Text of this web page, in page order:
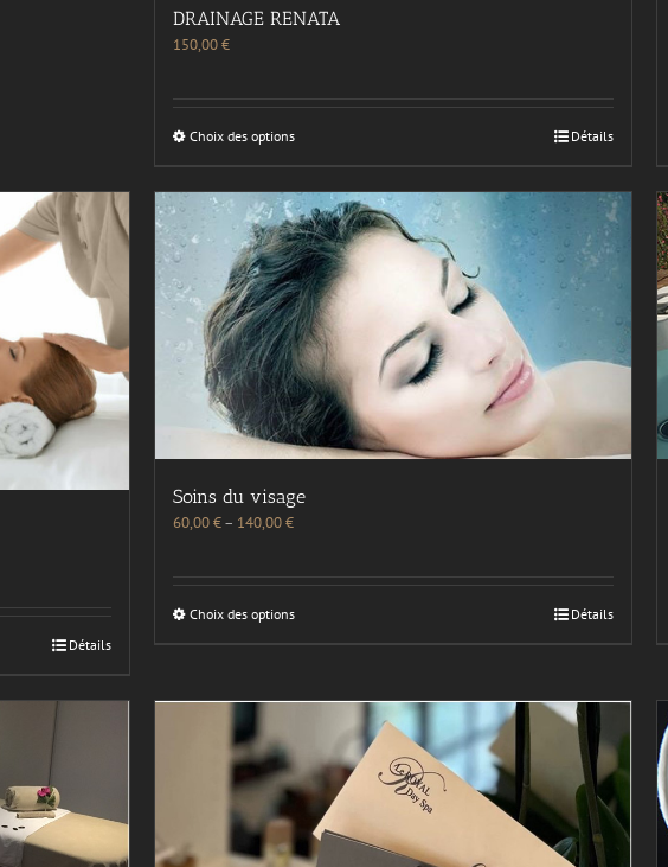
DRAINAGE RENATA
150,00€
Choix des options Détails
Détails
Soins du visage
60,00€– 140,00€
Choix des options Détails